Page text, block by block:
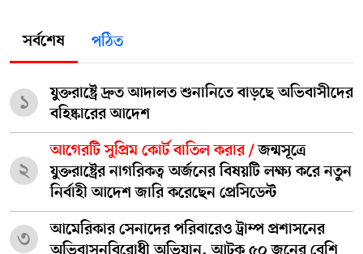
সর্বশেষ পঠিত
১
যুক্তরাষ্ট্রে দ্রুত আদালত শুনানিতে বাড়ছে অভিবাসীদের
বহিষ্কারের আদেশ
২
আগেরটি সুপ্রিম কোর্ট বাতিল করার /জন্মসূত্রে
যুক্তরাষ্ট্রের নাগরিকত্ব অর্জনের বিষয়টি লক্ষ্য করে নতুন
নির্বাহী আদেশ জারি করেছেন প্রেসিডেন্ট
৩
আমেরিকার সেনাদের পরিবারেও ট্রাম্প প্রশাসনের